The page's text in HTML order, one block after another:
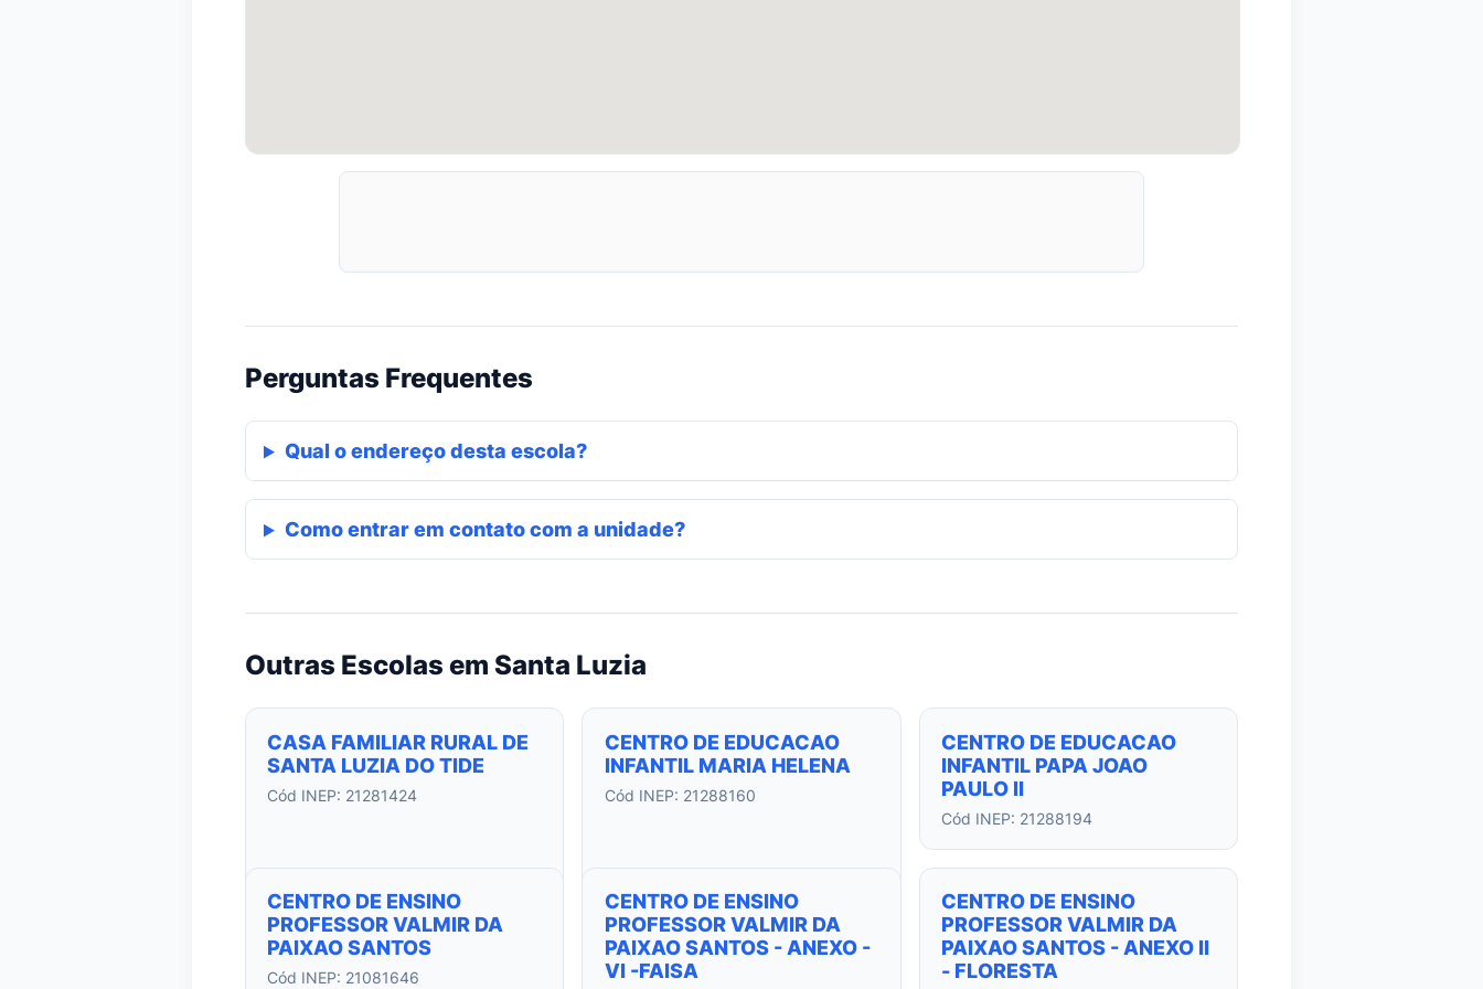
Perguntas Frequentes
Qual o endereço desta escola?
Como entrar em contato com a unidade?
Outras Escolas em Santa Luzia
CASA FAMILIAR RURAL DE
SANTA LUZIA DO TIDE
Cód INEP: 21281424
CENTRO DE EDUCACAO
INFANTIL MARIA HELENA
Cód INEP: 21288160
CENTRO DE EDUCACAO
INFANTIL PAPA JOAO
PAULO II
Cód INEP: 21288194
CENTRO DE ENSINO
PROFESSOR VALMIR DA
PAIXAO SANTOS
Cód INEP: 21081646
CENTRO DE ENSINO
PROFESSOR VALMIR DA
PAIXAO SANTOS - ANEXO -
VI -FAISA
CENTRO DE ENSINO
PROFESSOR VALMIR DA
PAIXAO SANTOS - ANEXO II
- FLORESTA